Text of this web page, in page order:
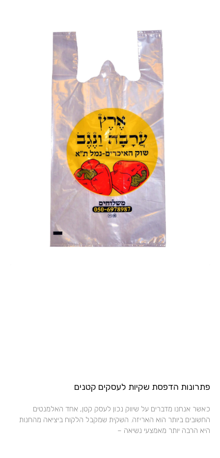
פתרונות הדפסת שקיות לעסקים קטנים
כאשר אנחנו מדברים על שיווק נכון לעסק קטן, אחד האלמנטים
החשובים ביותר הוא האריזה. השקית שמקבל הלקוח ביציאה מהחנות
היא הרבה יותר מאמצעי נשיאה –